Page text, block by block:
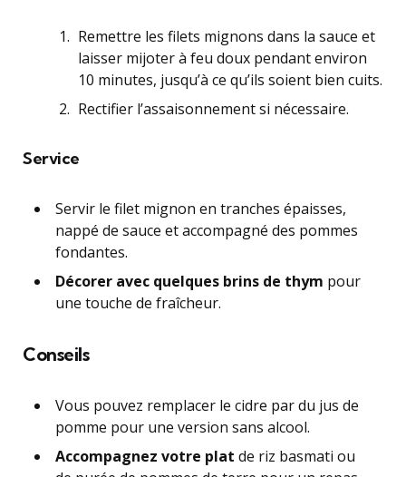
Remettre les filets mignons dans la sauce et
laisser mijoter à feu doux pendant environ
10 minutes, jusqu’à ce qu’ils soient bien cuits.
Rectifier l’assaisonnement si nécessaire.
Service
Servir le filet mignon en tranches épaisses,
nappé de sauce et accompagné des pommes
fondantes.
Décorer avec quelques brins de thym pour
une touche de fraîcheur.
Conseils
Vous pouvez remplacer le cidre par du jus de
pomme pour une version sans alcool.
Accompagnez votre plat de riz basmati ou